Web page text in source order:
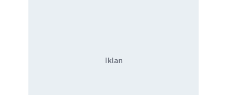
Iklan